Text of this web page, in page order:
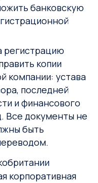
банковскую
регистрацию
копии
компании: устава
последней
и финансового
Все документы не
быть
корпоративная